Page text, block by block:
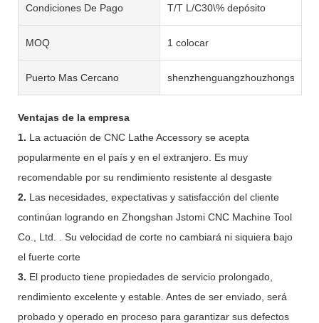
Condiciones De Pago T/T L/C30\% depósito
MOQ 1 colocar
Puerto Mas Cercano shenzhenguangzhouzhongshan
Ventajas de la empresa
1. La actuación de CNC Lathe Accessory se acepta
popularmente en el país y en el extranjero. Es muy
recomendable por su rendimiento resistente al desgaste
2. Las necesidades, expectativas y satisfacción del cliente
continúan logrando en Zhongshan Jstomi CNC Machine Tool
Co., Ltd. . Su velocidad de corte no cambiará ni siquiera bajo
el fuerte corte
3. El producto tiene propiedades de servicio prolongado,
rendimiento excelente y estable. Antes de ser enviado, será
probado y operado en proceso para garantizar sus defectos